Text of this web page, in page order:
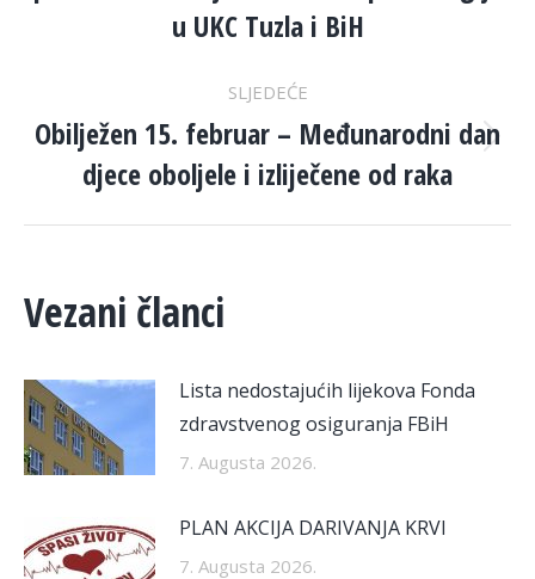
post:
u UKC Tuzla i BiH
SLJEDEĆE
Next
post:
Obilježen 15. februar – Međunarodni dan
djece oboljele i izliječene od raka
Vezani članci
Lista nedostajućih lijekova Fonda
zdravstvenog osiguranja FBiH
7. Augusta 2026.
PLAN AKCIJA DARIVANJA KRVI
7. Augusta 2026.